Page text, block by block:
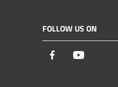
FOLLOW US ON
Facebook